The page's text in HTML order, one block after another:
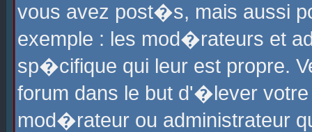
vous avez post�s, mais aussi
exemple : les mod�rateurs et
sp�cifique qui leur est propre.
forum dans le but d'�lever
mod�rateur ou administrateur